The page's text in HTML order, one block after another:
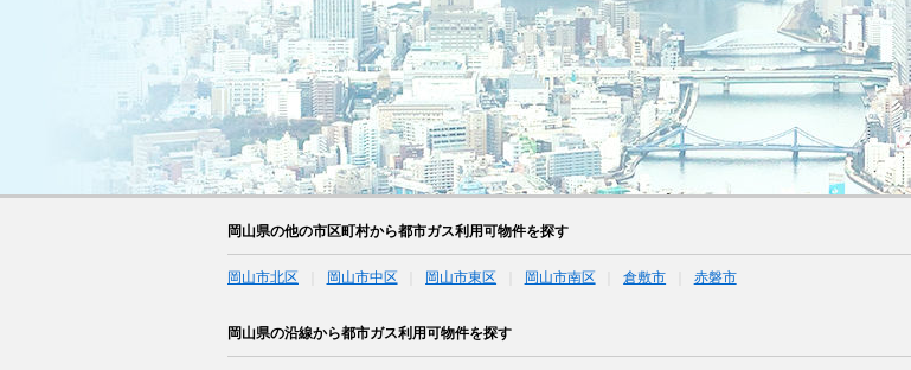
岡山県の他の市区町村から都市ガス利用可物件を探す
岡山市北区 岡山市中区 岡山市東区 岡山市南区 倉敷市 赤磐市
岡山県の沿線から都市ガス利用可物件を探す